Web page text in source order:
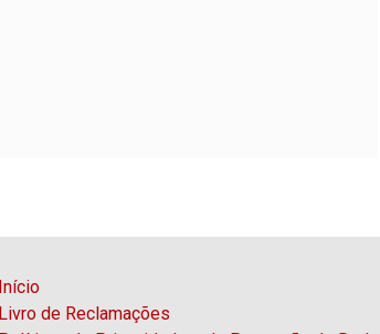
Início
Livro de Reclamações